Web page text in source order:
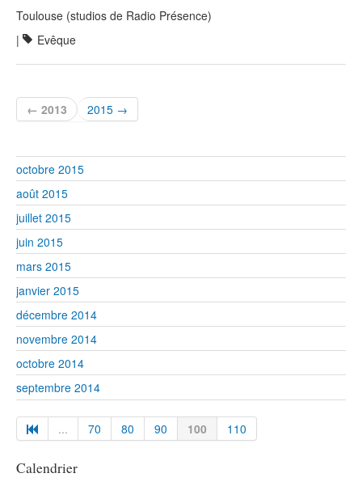
Toulouse (studios de Radio Présence)
|
Evêque
← 2013 2015 →
octobre 2015
août 2015
juillet 2015
juin 2015
mars 2015
janvier 2015
décembre 2014
novembre 2014
octobre 2014
septembre 2014
... 70 80 90 100 110
Calendrier